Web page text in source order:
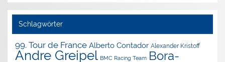
Schlagwörter
99. Tour de France Alberto Contador Alexander Kristoff
Andre Greipel BMC Racing Team Bora-